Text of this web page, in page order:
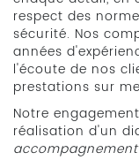
respect des
sécurité. Nos
années
l'écoute de nos
prestations sur
Notre
réalisation d'un